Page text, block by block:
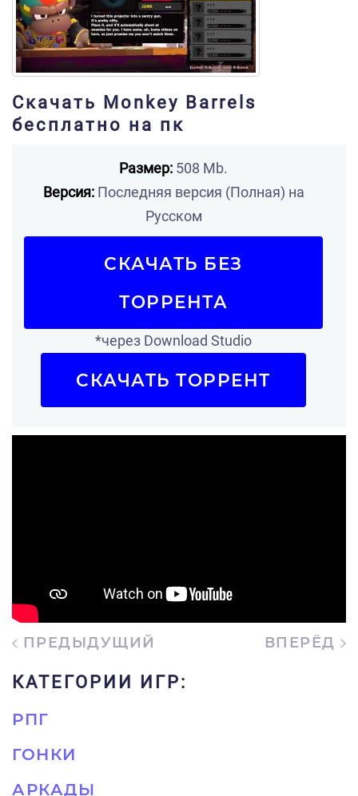
Скачать Monkey Barrels
бесплатно на пк
Размер: 508 Mb.
Версия:Последняя версия (Полная) на
Русском
СКАЧАТЬ БЕЗ
ТОРРЕНТА
*через Download Studio
СКАЧАТЬ ТОРРЕНТ
ПРЕДЫДУЩИЙ ВПЕРЁД
КАТЕГОРИИ ИГР:
РПГ
ГОНКИ
АРКАДЫ